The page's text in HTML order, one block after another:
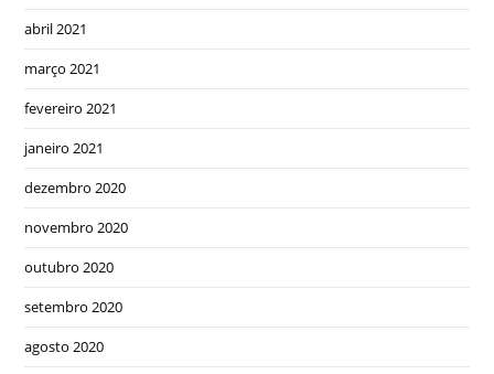
abril 2021
março 2021
fevereiro 2021
janeiro 2021
dezembro 2020
novembro 2020
outubro 2020
setembro 2020
agosto 2020